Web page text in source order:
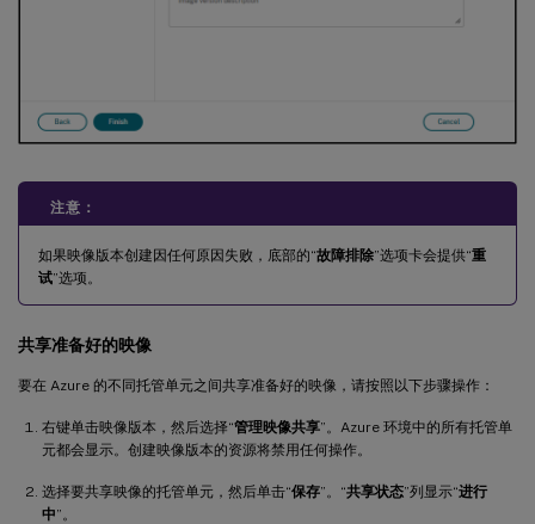
注意：
如果映像版本创建因任何原因失败，底部的“故障排除”选项卡会提供“重
试”选项。
共享准备好的映像
要在 Azure 的不同托管单元之间共享准备好的映像，请按照以下步骤操作：
右键单击映像版本，然后选择“管理映像共享”。Azure 环境中的所有托管单
元都会显示。创建映像版本的资源将禁用任何操作。
选择要共享映像的托管单元，然后单击“保存”。“共享状态”列显示“进行
中”。